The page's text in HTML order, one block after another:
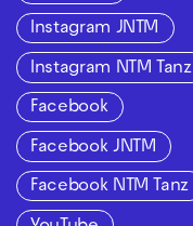
Instagram JNTM
Instagram NTM Tanz
Facebook
Facebook JNTM
Facebook NTM Tanz